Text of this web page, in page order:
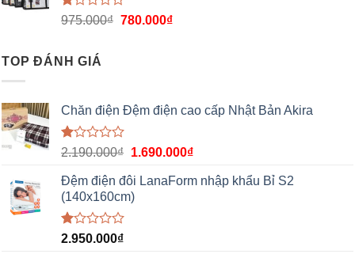
Được
1.00
5
975.000₫ 780.000₫
TOP ĐÁNH GIÁ
Chăn điện Đệm điện cao cấp Nhật Bản Akira
Được
hạng
1.00
5
sao
2.190.000₫ 1.690.000₫
Đệm điện đôi LanaForm nhập khẩu Bỉ S2
(140x160cm)
Được
2.950.000₫